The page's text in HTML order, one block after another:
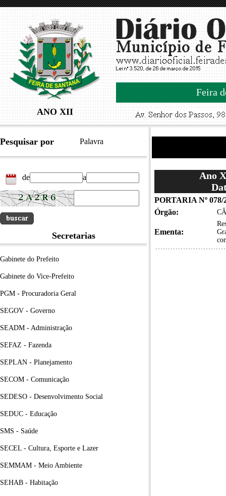
ANO XII
Feira
Pesquisar por Palavra
de a
Secretarias
Gabinete do Prefeito
Gabinete do Vice-Prefeito
PGM - Procuradoria Geral
SEGOV - Governo
SEADM - Administração
SEFAZ - Fazenda
SEPLAN - Planejamento
SECOM - Comunicação
SEDESO - Desenvolvimento Social
SEDUC - Educação
SMS - Saúde
SECEL - Cultura, Esporte e Lazer
SEMMAM - Meio Ambiente
SEHAB - Habitação
Ano
PORTARIA Nº 078/
Órgão:
Ementa: